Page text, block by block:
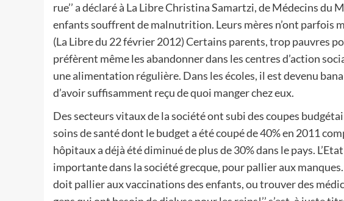
rue’’ a déclaré à La Libre Christina Samartzi, de Médecins du
enfants souffrent de malnutrition. Leurs mères n’ont parfois
(La Libre du 22 février 2012) Certains parents, trop pauvres
préfèrent même les abandonner dans les centres d’action
une alimentation régulière. Dans les écoles, il est devenu
d’avoir suffisamment reçu de quoi manger chez eux.
Des secteurs vitaux de la société ont subi des coupes
soins de santé dont le budget a été coupé de 40% en 2011
hôpitaux a déjà été diminué de plus de 30% dans le pays.
importante dans la société grecque, pour pallier aux manques.
doit pallier aux vaccinations des enfants, ou trouver des